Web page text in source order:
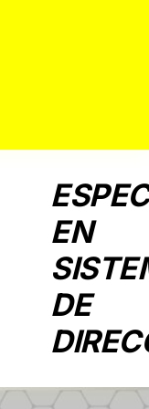
EN
DE